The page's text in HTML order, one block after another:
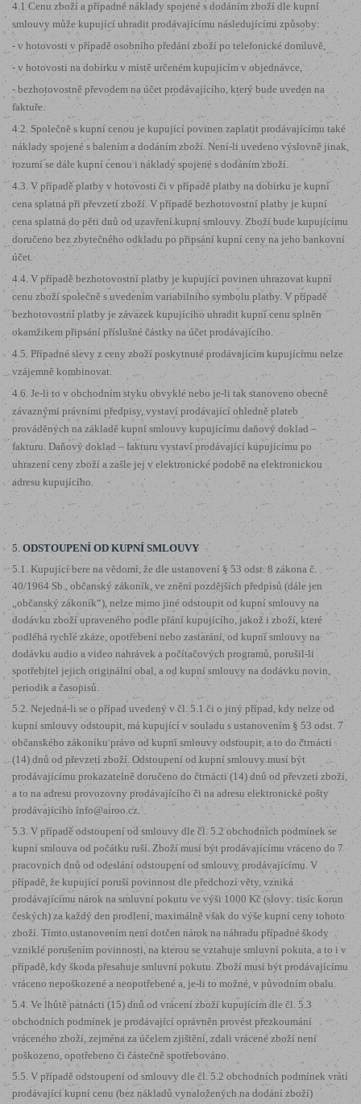
4.1 Cenu zboží a případné náklady spojené s dodáním zboží dle kupní
smlouvy může kupující uhradit prodávajícímu následujícími způsoby:
- v hotovosti v případě osobního předání zboží po telefonické domluvě,
- v hotovosti na dobírku v místě určeném kupujícím v objednávce,
- bezhotovostně převodem na účet prodávajícího, který bude uveden na
faktuře.
4.2. Společně s kupní cenou je kupující povinen zaplatit prodávajícímu také
náklady spojené s balením a dodáním zboží. Není-li uvedeno výslovně jinak,
rozumí se dále kupní cenou i náklady spojené s dodáním zboží.
4.3. V případě platby v hotovosti či v případě platby na dobírku je kupní
cena splatná při převzetí zboží. V případě bezhotovostní platby je kupní
cena splatná do pěti dnů od uzavření kupní smlouvy. Zboží bude kupujícímu
doručeno bez zbytečného odkladu po připsání kupní ceny na jeho bankovní
účet.
4.4. V případě bezhotovostní platby je kupující povinen uhrazovat kupní
cenu zboží společně s uvedením variabilního symbolu platby. V případě
bezhotovostní platby je závazek kupujícího uhradit kupní cenu splněn
okamžikem připsání příslušné částky na účet prodávajícího.
4.5. Případné slevy z ceny zboží poskytnuté prodávajícím kupujícímu nelze
vzájemně kombinovat.
4.6. Je-li to v obchodním styku obvyklé nebo je-li tak stanoveno obecně
závaznými právními předpisy, vystaví prodávající ohledně plateb
prováděných na základě kupní smlouvy kupujícímu daňový doklad –
fakturu. Daňový doklad – fakturu vystaví prodávající kupujícímu po
uhrazení ceny zboží a zašle jej v elektronické podobě na elektronickou
adresu kupujícího.
5. ODSTOUPENÍ OD KUPNÍ SMLOUVY
5.1. Kupující bere na vědomí, že dle ustanovení § 53 odst. 8 zákona č.
40/1964 Sb., občanský zákoník, ve znění pozdějších předpisů (dále jen
„občanský zákoník“), nelze mimo jiné odstoupit od kupní smlouvy na
dodávku zboží upraveného podle přání kupujícího, jakož i zboží, které
podléhá rychlé zkáze, opotřebení nebo zastarání, od kupní smlouvy na
dodávku audio a video nahrávek a počítačových programů, porušil-li
spotřebitel jejich originální obal, a od kupní smlouvy na dodávku novin,
periodik a časopisů.
5.2. Nejedná-li se o případ uvedený v čl. 5.1 či o jiný případ, kdy nelze od
kupní smlouvy odstoupit, má kupující v souladu s ustanovením § 53 odst. 7
občanského zákoníku právo od kupní smlouvy odstoupit, a to do čtrnácti
(14) dnů od převzetí zboží. Odstoupení od kupní smlouvy musí být
prodávajícímu prokazatelně doručeno do čtrnácti (14) dnů od převzetí zboží,
a to na adresu provozovny prodávajícího či na adresu elektronické pošty
prodávajícího info@airoo.cz.
5.3. V případě odstoupení od smlouvy dle čl. 5.2 obchodních podmínek se
kupní smlouva od počátku ruší. Zboží musí být prodávajícímu vráceno do 7
pracovních dnů od odeslání odstoupení od smlouvy prodávajícímu. V
případě, že kupující poruší povinnost dle předchozí věty, vzniká
prodávajícímu nárok na smluvní pokutu ve výši 1000 Kč (slovy: tisíc korun
českých) za každý den prodlení, maximálně však do výše kupní ceny tohoto
zboží. Tímto ustanovením není dotčen nárok na náhradu případné škody
vzniklé porušením povinnosti, na kterou se vztahuje smluvní pokuta, a to i v
případě, kdy škoda přesahuje smluvní pokutu. Zboží musí být prodávajícímu
vráceno nepoškozené a neopotřebené a, je-li to možné, v původním obalu.
5.4. Ve lhůtě patnácti (15) dnů od vrácení zboží kupujícím dle čl. 5.3
obchodních podmínek je prodávající oprávněn provést přezkoumání
vráceného zboží, zejména za účelem zjištění, zdali vrácené zboží není
poškozeno, opotřebeno či částečně spotřebováno.
5.5. V případě odstoupení od smlouvy dle čl. 5.2 obchodních podmínek vrátí
prodávající kupní cenu (bez nákladů vynaložených na dodání zboží)